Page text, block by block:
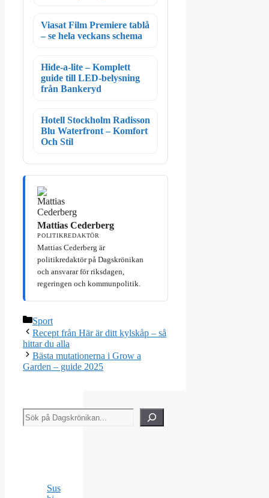
Viasat Film Premiere tablå
– se hela veckans schema
Hide-a-lite – Komplett
guide till LED-belysning
från Bankeryd
Hotell Stockholm Radisson
Blu Waterfront – Komfort
Och Stil
Mattias Cederberg
POLITIKREDAKTÖR
Mattias Cederberg är
politikredaktör på Dagskrönikan
och ansvarar för riksdagen,
regeringen och kommunpolitik.
Kategorier
Sport
Recept från Här är ditt kylskåp – så
hittar du alla
Bästa mutationerna i Grow a
Garden – guide 2025
Sök
Sus